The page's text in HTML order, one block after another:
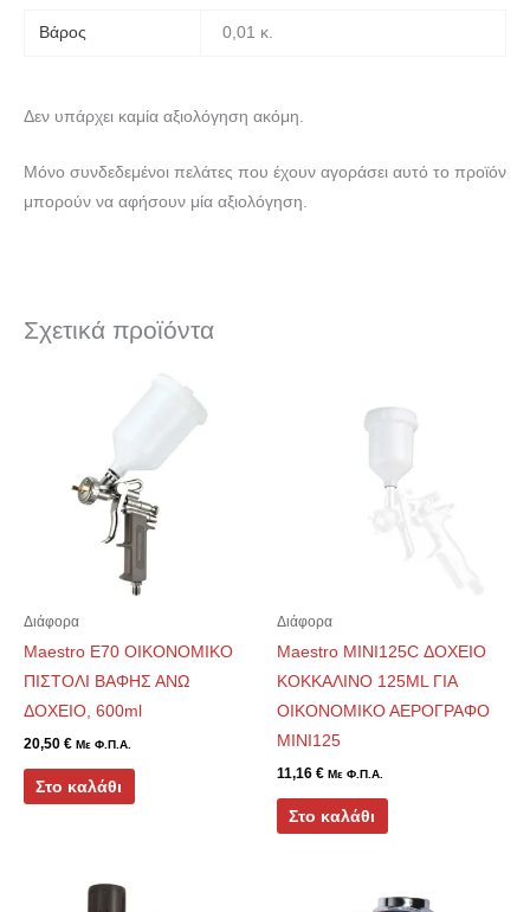
Βάρος 0,01 κ.
Δεν υπάρχει καμία αξιολόγηση ακόμη.
Μόνο συνδεδεμένοι πελάτες που έχουν αγοράσει αυτό το προϊόν
μπορούν να αφήσουν μία αξιολόγηση.
Σχετικά προϊόντα
Διάφορα
Maestro E70 ΟΙΚΟΝΟΜΙΚΟ
ΠΙΣΤΟΛΙ ΒΑΦΗΣ ΑΝΩ
ΔΟΧΕΙΟ, 600ml
20,50 € Με Φ.Π.Α.
Στο καλάθι
Διάφορα
Maestro MINI125C ΔΟΧΕΙΟ
ΚΟΚΚΑΛΙΝΟ 125ML ΓΙΑ
ΟΙΚΟΝΟΜΙΚΟ ΑΕΡΟΓΡΑΦΟ
MINI125
11,16 € Με Φ.Π.Α.
Στο καλάθι